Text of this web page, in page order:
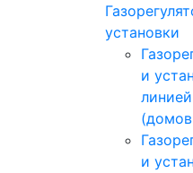
установки
и
и